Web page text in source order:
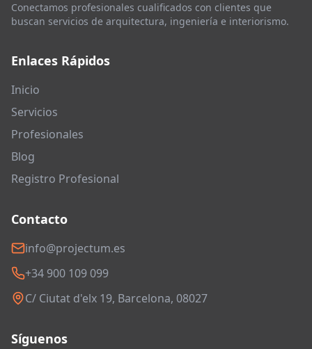
Conectamos profesionales cualificados con clientes que
buscan servicios de arquitectura, ingeniería e interiorismo.
Enlaces Rápidos
Inicio
Servicios
Profesionales
Blog
Registro Profesional
Contacto
info@projectum.es
+34 900 109 099
C/ Ciutat d'elx 19, Barcelona, 08027
Síguenos